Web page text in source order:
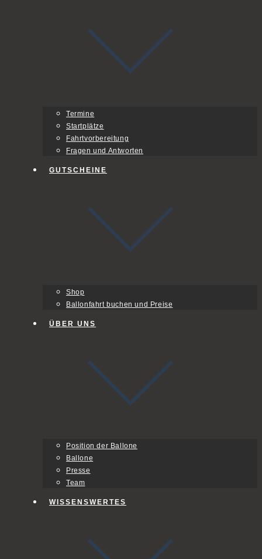
Termine
Startplätze
Fahrtvorbereitung
Fragen und Antworten
GUTSCHEINE
Shop
Ballonfahrt buchen und Preise
ÜBER UNS
Position der Ballone
Ballone
Presse
Team
WISSENSWERTES